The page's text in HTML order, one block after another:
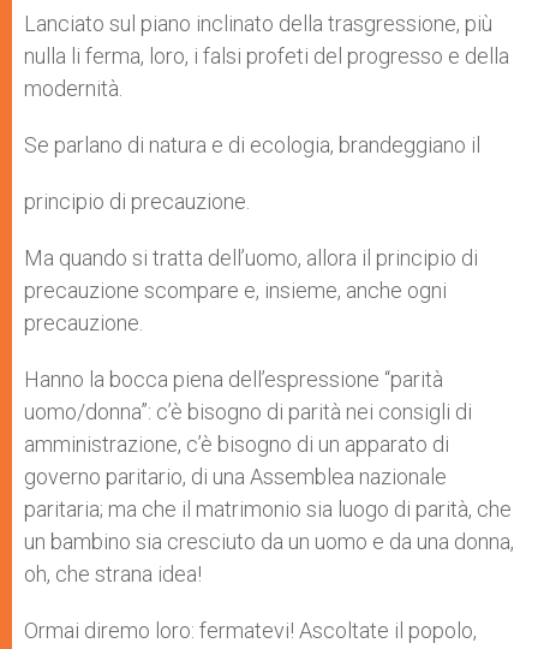
Lanciato sul piano inclinato della trasgressione, più
nulla li ferma, loro, i falsi profeti del progresso e della
modernità.
Se parlano di natura e di ecologia, brandeggiano il
principio di precauzione.
Ma quando si tratta dell’uomo, allora il principio di
precauzione scompare e, insieme, anche ogni
precauzione.
Hanno la bocca piena dell’espressione “parità
uomo/donna”: c’è bisogno di parità nei consigli di
amministrazione, c’è bisogno di un apparato di
governo paritario, di una Assemblea nazionale
paritaria; ma che il matrimonio sia luogo di parità, che
un bambino sia cresciuto da un uomo e da una donna,
oh, che strana idea!
Ormai diremo loro: fermatevi! Ascoltate il popolo,